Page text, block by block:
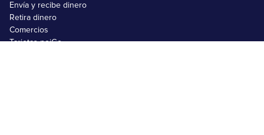
Envía y recibe dinero
Retira dinero
Comercios
Tarjetas peiGo